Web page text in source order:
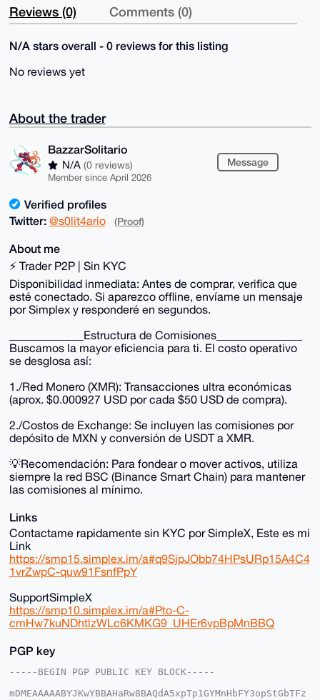
Reviews (0) Comments (0)
N/A stars overall - 0 reviews for this listing
No reviews yet
About the trader
BazzarSolitario
N/A (0 reviews)
Member since April 2026
Message
Verified profiles
Twitter: @s0lit4ario (Proof)
About me
⚡ Trader P2P | Sin KYC
Disponibilidad inmediata: Antes de comprar, verifica que
esté conectado. Si aparezco offline, envíame un mensaje
por Simplex y responderé en segundos.
_____________Estructura de Comisiones_______________
Buscamos la mayor eficiencia para ti. El costo operativo
se desglosa así:
1./Red Monero (XMR): Transacciones ultra económicas
(aprox. $0.000927 USD por cada $50 USD de compra).
2./Costos de Exchange: Se incluyen las comisiones por
depósito de MXN y conversión de USDT a XMR.
💡Recomendación: Para fondear o mover activos, utiliza
siempre la red BSC (Binance Smart Chain) para mantener
las comisiones al mínimo.
Links
Contactame rapidamente sin KYC por SimpleX, Este es mi
Link
https://smp15.simplex.im/a#q9SjpJObb74HPsURp15A4C4
1vrZwpC-quw91FsnfPpY
SupportSimpleX
https://smp10.simplex.im/a#Pto-C-
cmHw7kuNDhtlzWLc6KMKG9_UHEr6vpBpMnBBQ
PGP key
-----BEGIN PGP PUBLIC KEY BLOCK-----
mDMEAAAAABYJKwYBBAHaRw8BAQdA5xpTp1GYMnHbFY3opStGbTFz